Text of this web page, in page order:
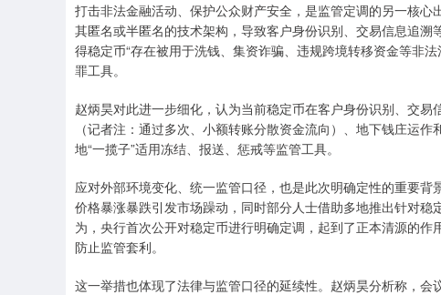
打击非法金融活动、保护公众财产安全，是监管定调的另一核
其匿名或半匿名的技术架构，导致客户身份识别、交易信息追
得稳定币“存在被用于洗钱、集资诈骗、违规跨境转移资金等非
罪工具。
赵炳昊对此进一步细化，认为当前稳定币在客户身份识别、交
（记者注：通过多次、小额转账分散资金流向）、地下钱庄运
地“一揽子”适用冻结、报送、惩戒等监管工具。
应对外部环境变化、统一监管口径，也是此次明确定性的重要
价格暴涨暴跌引发市场躁动，同时部分人士借助多地推出针对稳
为，央行首次公开对稳定币进行明确定调，起到了正本清源的作
防止监管套利。
这一举措也体现了法律与监管口径的延续性。赵炳昊分析称，会